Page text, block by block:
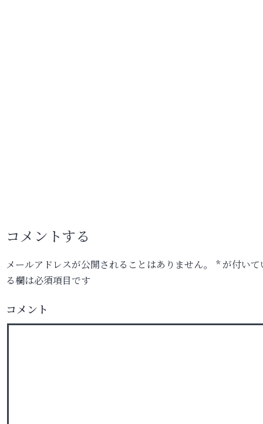
コメントする
メールアドレスが公開されることはありません。 *が付いて
る欄は必須項目です
コメント